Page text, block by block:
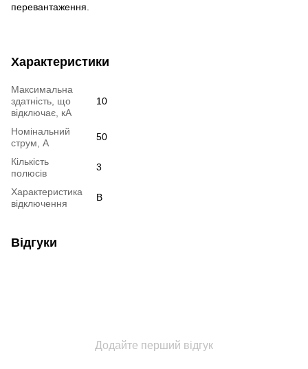
перевантаження.
Характеристики
Максимальна
здатність, що
відключає, кА
10
Номінальний
струм, А
50
Кількість
полюсів
3
Характеристика
відключення
B
Відгуки
Додайте перший відгук